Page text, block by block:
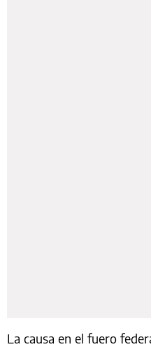
La causa en el fuero